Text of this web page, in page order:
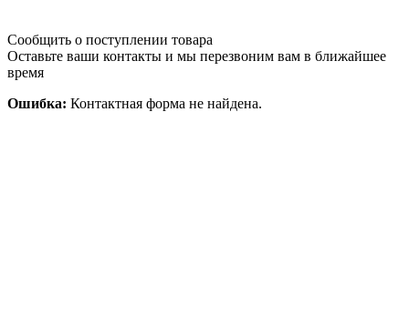
Сообщить о поступлении товара
Оставьте ваши контакты и мы перезвоним вам в ближайшее
время
Ошибка: Контактная форма не найдена.